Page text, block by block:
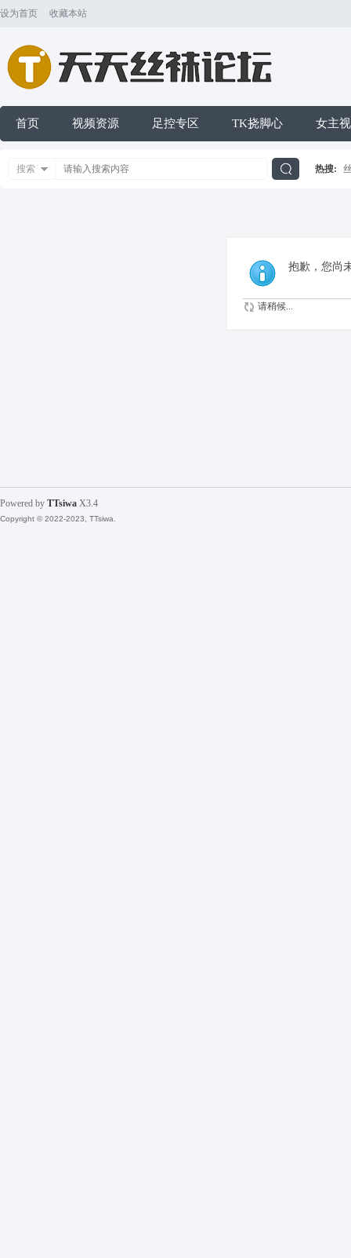
设为首页 收藏本站
首页 视频资源 足控专区 TK挠脚心 女主
搜索 热搜:
抱歉，您尚
请稍候...
Powered by TTsiwa X3.4
Copyright © 2022-2023, TTsiwa.